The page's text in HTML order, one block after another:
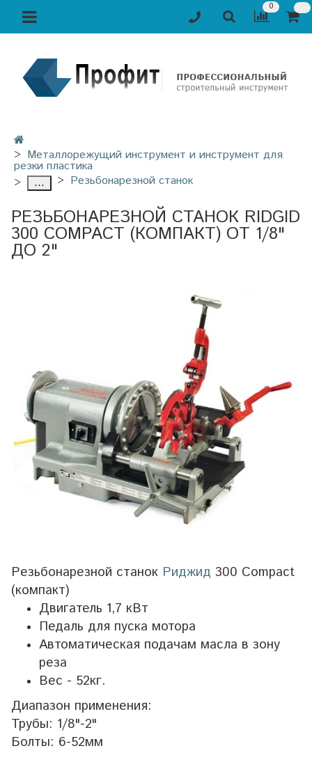
0
Металлорежущий инструмент и инструмент для
резки пластика
...
Резьбонарезной станок
РЕЗЬБОНАРЕЗНОЙ СТАНОК RIDGID
300 COMPACT (КОМПАКТ) ОТ 1/8"
ДО 2"
Резьбонарезной станок Риджид 300 Compact
(компакт)
Двигатель 1,7 кВт
Педаль для пуска мотора
Автоматическая подачам масла в зону
реза
Вес - 52кг.
Диапазон применения:
Трубы: 1/8"-2"
Болты: 6-52мм